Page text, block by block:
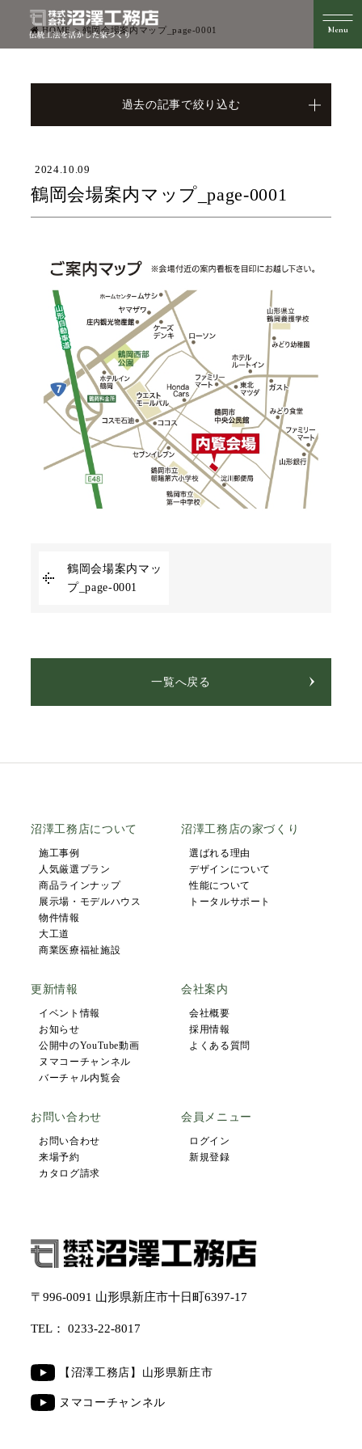
HOME> 鶴岡会場案内マップ_page-0001
過去の記事で絞り込む
2024.10.09
鶴岡会場案内マップ_page-0001
鶴岡会場案内マッ
プ_page-0001
一覧へ戻る
沼澤工務店について
施工事例
人気厳選プラン
商品ラインナップ
展示場・モデルハウス
物件情報
大工道
商業医療福祉施設
沼澤工務店の家づくり
選ばれる理由
デザインについて
性能について
トータルサポート
更新情報
イベント情報
お知らせ
公開中のYouTube動画
ヌマコーチャンネル
バーチャル内覧会
会社案内
会社概要
採用情報
よくある質問
お問い合わせ
お問い合わせ
来場予約
カタログ請求
会員メニュー
ログイン
新規登録
〒996-0091 山形県新庄市十日町6397-17
TEL：0233-22-8017
【沼澤工務店】山形県新庄市
ヌマコーチャンネル